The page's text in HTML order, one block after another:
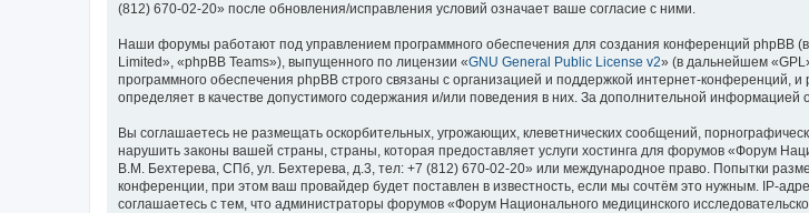
(812) 670-02-20» после обновления/исправления условий означает ваше согласие с ними.
Наши форумы работают под управлением программного обеспечения для создания конференций phpBB
Limited», «phpBB Teams»), выпущенного по лицензии «GNU General Public License v2» (в дальнейшем
программного обеспечения phpBB строго связаны с организацией и поддержкой интернет-конференций,
определяет в качестве допустимого содержания и/или поведения в них. За дополнительной информацией
Вы соглашаетесь не размещать оскорбительных, угрожающих, клеветнических сообщений,
нарушить законы вашей страны, страны, которая предоставляет услуги хостинга для форумов «Форум
В.М. Бехтерева, СПб, ул. Бехтерева, д.3, тел: +7 (812) 670-02-20» или международное право. Попытки
конференции, при этом ваш провайдер будет поставлен в известность, если мы сочтём это нужным. IP-
соглашаетесь с тем, что администраторы форумов «Форум Национального медицинского